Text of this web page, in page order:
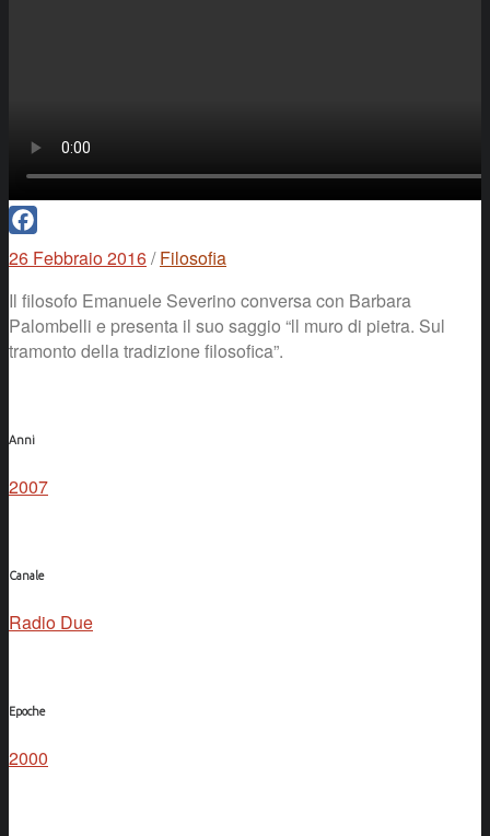
Facebook
26 Febbraio 2016/ Filosofia
Il filosofo Emanuele Severino conversa con Barbara
Palombelli e presenta il suo saggio “ll muro di pietra. Sul
tramonto della tradizione filosofica”.
Anni
2007
Canale
Radio Due
Epoche
2000